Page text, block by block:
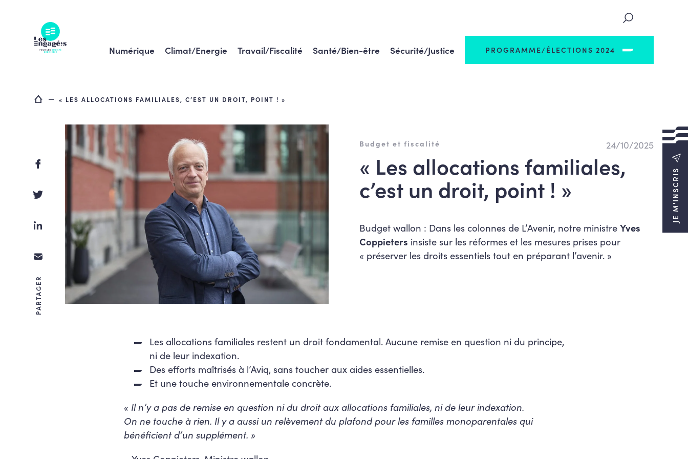
Numérique Climat/Energie Travail/Fiscalité Santé/Bien-être Sécurité/Justice PROGRAMME/ÉLECTIONS 2024
JE M'INSCRIS
PARTAGER
« LES ALLOCATIONS FAMILIALES, C’EST UN DROIT, POINT ! »
24/10/2025
Budget et fiscalité
« Les allocations familiales,
c’est un droit, point ! »
Budget wallon : Dans les colonnes de L’Avenir, notre ministreYves
Coppieters insiste sur les réformes et les mesures prises pour
« préserver les droits essentiels tout en préparant l’avenir. »
Les allocations familiales restent un droit fondamental. Aucune remise en question ni du principe,
ni de leur indexation.
Des efforts maîtrisés à l’Aviq, sans toucher aux aides essentielles.
Et une touche environnementale concrète.
« Il n’y a pas de remise en question ni du droit aux allocations familiales, ni de leur indexation.
On ne touche à rien. Il y a aussi un relèvement du plafond pour les familles monoparentales qui
bénéficient d’un supplément. »